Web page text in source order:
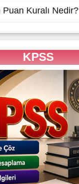
Kuralı Nedir?
KPSS